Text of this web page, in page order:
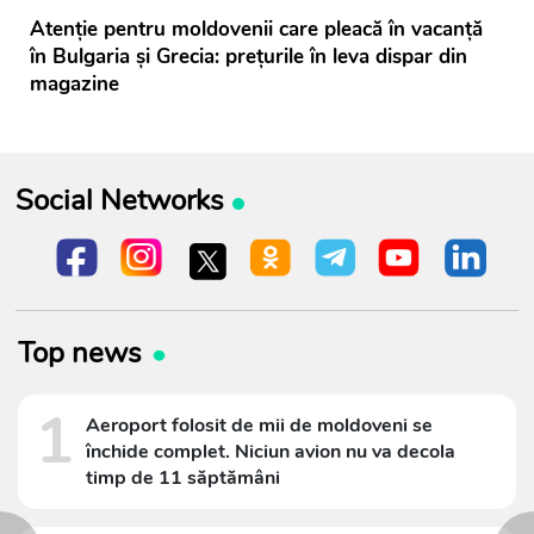
Atenție pentru moldovenii care pleacă în vacanță
în Bulgaria și Grecia: prețurile în leva dispar din
magazine
Social Networks
Top news
1 Aeroport folosit de mii de moldoveni se
închide complet. Niciun avion nu va decola
timp de 11 săptămâni